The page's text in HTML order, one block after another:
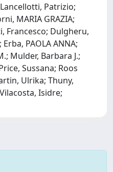
Patrizio;
MARIA GRAZIA;
Francesco; Dulgheru,
PAOLA ANNA;
Mulder, Barbara J.;
Sussana; Roos
Ulrika; Thuny,
Isidre;